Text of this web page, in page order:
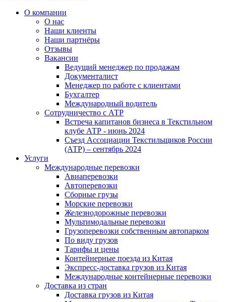
О компании
О нас
Наши клиенты
Наши партнёры
Отзывы
Вакансии
Ведущий менеджер по продажам
Документалист
Менеджер по работе с клиентами
Бухгалтер
Международный водитель
Сотрудничество с АТР
Встреча капитанов бизнеса в Текстильном
клубе АТР - июнь 2024
Съезд Ассоциации Текстильщиков России
(АТР) – сентябрь 2024
Услуги
Международные перевозки
Авиаперевозки
Автоперевозки
Сборные грузы
Морские перевозки
Железнодорожные перевозки
Мультимодальные перевозки
Грузоперевозки собственным автопарком
По виду грузов
Тарифы и цены
Контейнерные поезда из Китая
Экспресс-доставка грузов из Китая
Международные контейнерные перевозки
Доставка из стран
Доставка грузов из Китая